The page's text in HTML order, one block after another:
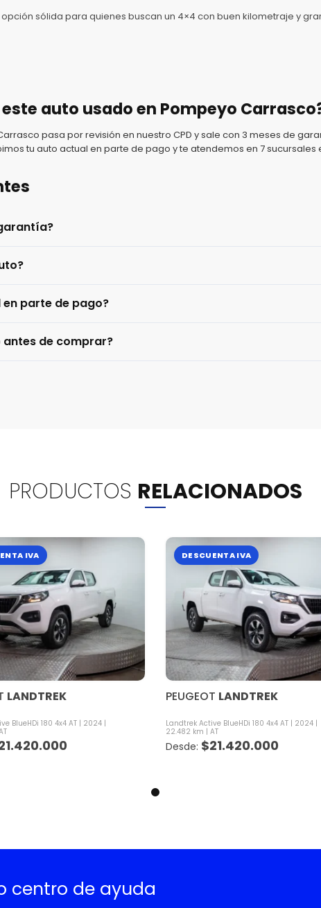
sólida para quienes buscan un 4×4 con buen kilometraje y
auto usado en Pompeyo
pasa por revisión en nuestro CPD y sale con 3 meses de
tu auto actual en parte de pago y te atendemos en 7 sucursales
parte de pago?
de comprar?
PRODUCTOS RELACIONADOS
IVA
LANDTREK
BlueHDi 180 4x4 AT
2024
DESCUENTA IVA
PEUGEOT LANDTREK
Landtrek Active BlueHDi 180 4x4 AT
2024
22.482 km
AT
$21.420.000
centro de ayuda